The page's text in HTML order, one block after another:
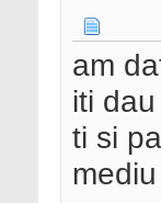
am
iti
ti si